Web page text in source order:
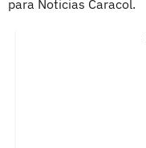
para Noticias Caracol.